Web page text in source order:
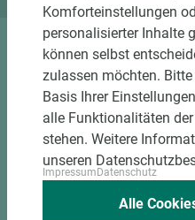
DOWNLOADS
Komforteinstellungen
personalisierter Inhalte
können selbst
zulassen möchten.
Basis Ihrer
alle Funktionalitäten
stehen. Weitere
unseren
ImpressumDatenschutz
Alle